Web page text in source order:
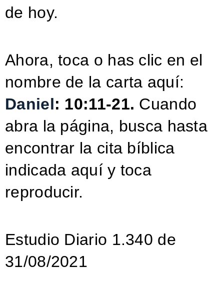
de hoy.
Ahora, toca o has clic en el
nombre de la carta aquí:
Daniel: 10:11-21. Cuando
abra la página, busca hasta
encontrar la cita bíblica
indicada aquí y toca
reproducir.
Estudio Diario 1.340 de
31/08/2021